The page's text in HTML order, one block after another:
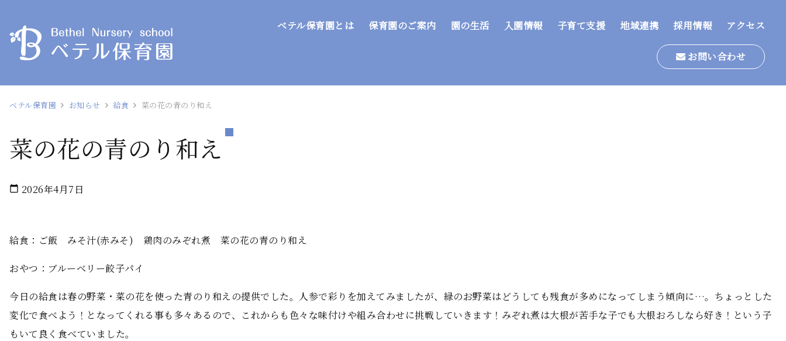
ベテル保育園とは 保育園のご案内 園の生活 入園情報 子育て支援 地域連携 採用情報 アクセス
お問い合わせ
ベテル保育園 お知らせ 給食 菜の花の青のり和え
菜の花の青のり和え
calendar_today 2026年4月7日
給食：ご飯 みそ汁(赤みそ) 鶏肉のみぞれ煮 菜の花の青のり和え
おやつ：ブルーベリー餃子パイ
今日の給食は春の野菜・菜の花を使った青のり和えの提供でした。人参で彩りを加えてみましたが、緑のお野菜はどうしても残食が多めになってしまう傾向に…。ちょっとした
変化で食べよう！となってくれる事も多々あるので、これからも色々な味付けや組み合わせに挑戦していきます！みぞれ煮は大根が苦手な子でも大根おろしなら好き！という子
もいて良く食べていました。